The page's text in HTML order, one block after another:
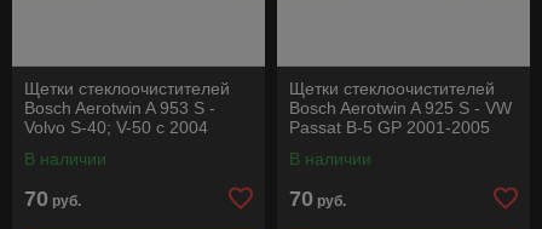
Щетки стеклоочистителей
Bosch Aerotwin A 953 S -
Volvo S-40; V-50 с 2004
В наличии
70 руб.
Щетки стеклоочистителей
Bosch Aerotwin A 925 S - VW
Passat B-5 GP 2001-2005
В наличии
70 руб.